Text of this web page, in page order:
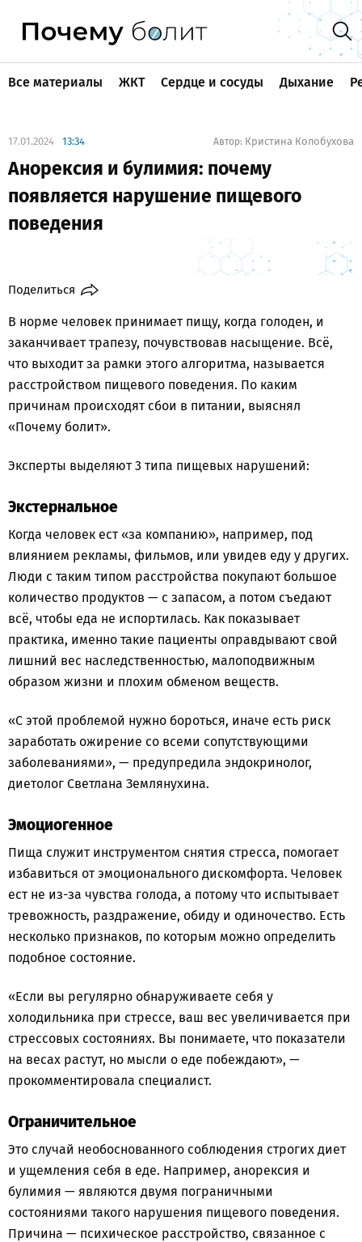
Все материалы ЖКТ Сердце и сосуды Дыхание
17.01.2024 13:34 Автор: Кристина Колобухова
Анорексия и булимия: почему
появляется нарушение пищевого
поведения
Поделиться
В норме человек принимает пищу, когда голоден, и
заканчивает трапезу, почувствовав насыщение. Всё,
что выходит за рамки этого алгоритма, называется
расстройством пищевого поведения. По каким
причинам происходят сбои в питании, выяснял
«Почему болит».
Эксперты выделяют 3 типа пищевых нарушений:
Экстернальное
Когда человек ест «за компанию», например, под
влиянием рекламы, фильмов, или увидев еду у других.
Люди с таким типом расстройства покупают большое
количество продуктов — с запасом, а потом съедают
всё, чтобы еда не испортилась. Как показывает
практика, именно такие пациенты оправдывают свой
лишний вес наследственностью, малоподвижным
образом жизни и плохим обменом веществ.
«С этой проблемой нужно бороться, иначе есть риск
заработать ожирение со всеми сопутствующими
заболеваниями», — предупредила эндокринолог,
диетолог Светлана Землянухина.
Эмоциогенное
Пища служит инструментом снятия стресса, помогает
избавиться от эмоционального дискомфорта. Человек
ест не из-за чувства голода, а потому что испытывает
тревожность, раздражение, обиду и одиночество. Есть
несколько признаков, по которым можно определить
подобное состояние.
«Если вы регулярно обнаруживаете себя у
холодильника при стрессе, ваш вес увеличивается при
стрессовых состояниях. Вы понимаете, что показатели
на весах растут, но мысли о еде побеждают», —
прокомментировала специалист.
Ограничительное
Это случай необоснованного соблюдения строгих диет
и ущемления себя в еде. Например, анорексия и
булимия — являются двумя пограничными
состояниями такого нарушения пищевого поведения.
Причина — психическое расстройство, связанное с